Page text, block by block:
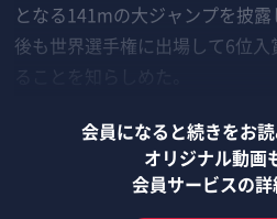
となる141mの大ジャンプを披
後も世界選手権に出場して6位入
会員になると続きをお読
オリジナル動画
会員サービスの